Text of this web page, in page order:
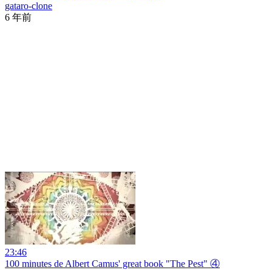
gataro-clone
6 年前
23:46
100 minutes de Albert Camus' great book "The Pest" ④